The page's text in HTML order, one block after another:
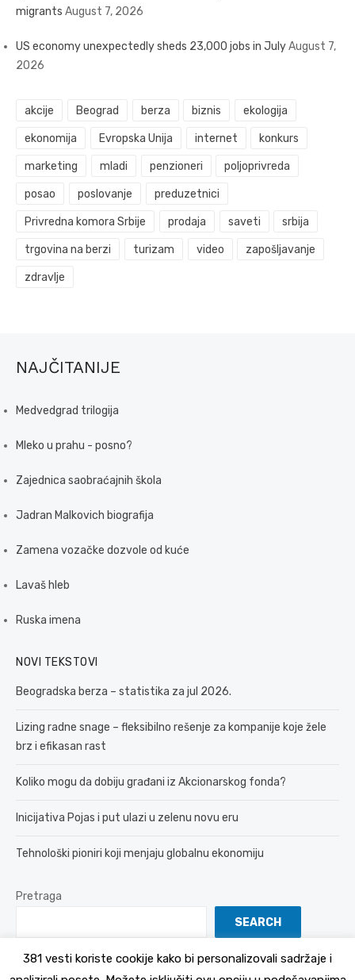
migrants August 7, 2026
US economy unexpectedly sheds 23,000 jobs in JulyAugust 7,
2026
akcije Beograd berza biznis ekologija
ekonomija Evropska Unija internet konkurs
marketing mladi penzioneri poljoprivreda
posao poslovanje preduzetnici
Privredna komora Srbije prodaja saveti srbija
trgovina na berzi turizam video zapošljavanje
zdravlje
NAJČITANIJE
Medvedgrad trilogija
Mleko u prahu - posno?
Zajednica saobraćajnih škola
Jadran Malkovich biografija
Zamena vozačke dozvole od kuće
Lavaš hleb
Ruska imena
NOVI TEKSTOVI
Beogradska berza – statistika za jul 2026.
Lizing radne snage – fleksibilno rešenje za kompanije koje žele
brz i efikasan rast
Koliko mogu da dobiju građani iz Akcionarskog fonda?
Inicijativa Pojas i put ulazi u zelenu novu eru
Tehnološki pioniri koji menjaju globalnu ekonomiju
Pretraga
SEARCH
381 vesti koriste cookije kako bi personalizovali sadržaje i